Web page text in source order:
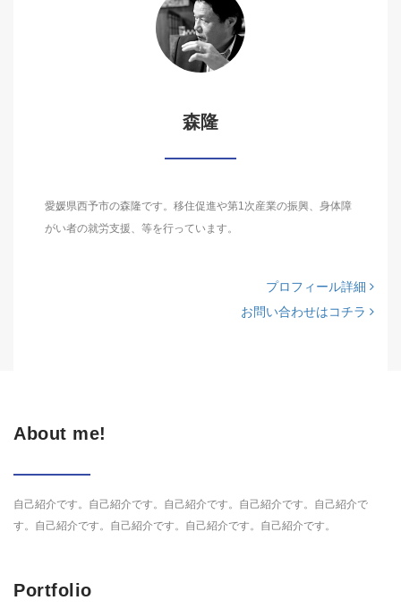
森隆
愛媛県西予市の森隆です。移住促進や第1次産業の振興、身体障
がい者の就労支援、等を行っています。
プロフィール詳細
お問い合わせはコチラ
About me!
自己紹介です。自己紹介です。自己紹介です。自己紹介です。自己紹介で
す。自己紹介です。自己紹介です。自己紹介です。自己紹介です。
Portfolio